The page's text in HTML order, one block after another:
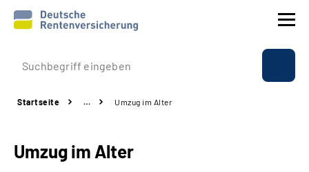
Prävention
Rente
Startseite … Umzug im Alter
Umzug im Alter